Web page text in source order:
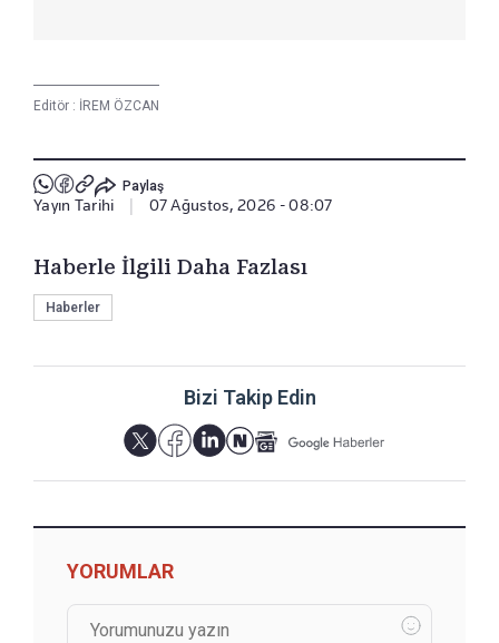
Editör : İREM ÖZCAN
Paylaş
Yayın Tarihi 07 Ağustos, 2026 - 08:07
Haberle İlgili Daha Fazlası
Haberler
Bizi Takip Edin
YORUMLAR